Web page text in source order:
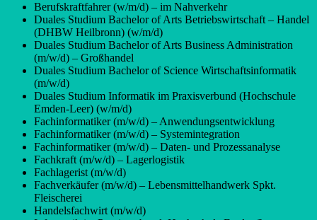
Berufskraftfahrer (w/m/d) – im Nahverkehr
Duales Studium Bachelor of Arts Betriebswirtschaft – Handel
(DHBW Heilbronn) (w/m/d)
Duales Studium Bachelor of Arts Business Administration
(m/w/d) – Großhandel
Duales Studium Bachelor of Science Wirtschaftsinformatik
(m/w/d)
Duales Studium Informatik im Praxisverbund (Hochschule
Emden-Leer) (w/m/d)
Fachinformatiker (m/w/d) – Anwendungsentwicklung
Fachinformatiker (m/w/d) – Systemintegration
Fachinformatiker (m/w/d) – Daten- und Prozessanalyse
Fachkraft (m/w/d) – Lagerlogistik
Fachlagerist (m/w/d)
Fachverkäufer (m/w/d) – Lebensmittelhandwerk Spkt.
Fleischerei
Handelsfachwirt (m/w/d)